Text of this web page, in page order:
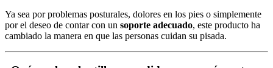
Ya sea por problemas posturales, dolores en los pies o simplemente
por el deseo de contar con un soporte adecuado, este producto ha
cambiado la manera en que las personas cuidan su pisada.